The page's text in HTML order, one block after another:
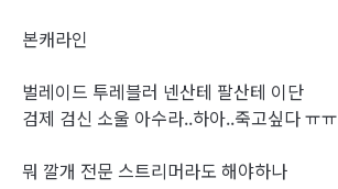
본캐라인
벌레이드 투레블러 넨산테 팔산테 이단
검제 검신 소울 아수라..하아..죽고싶다 ㅠㅠ
뭐 깔개 전문 스트리머라도 해야하나